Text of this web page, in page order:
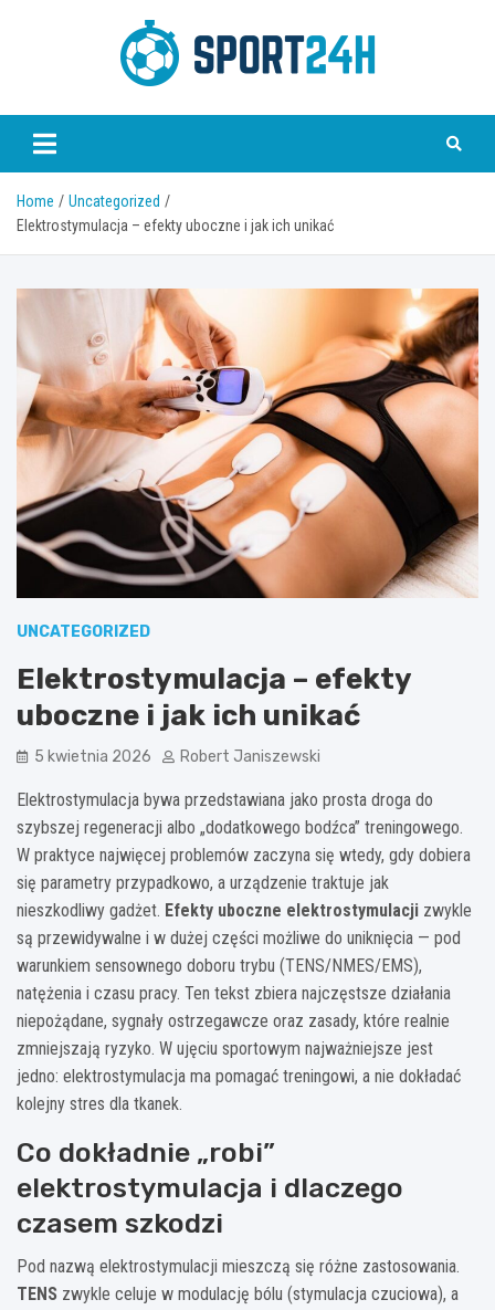
Sport 24h
Home
Uncategorized
Elektrostymulacja – efekty uboczne i jak ich unikać
UNCATEGORIZED
Elektrostymulacja – efekty
uboczne i jak ich unikać
5 kwietnia 2026 Robert Janiszewski
Elektrostymulacja bywa przedstawiana jako prosta droga do
szybszej regeneracji albo „dodatkowego bodźca” treningowego.
W praktyce najwięcej problemów zaczyna się wtedy, gdy dobiera
się parametry przypadkowo, a urządzenie traktuje jak
nieszkodliwy gadżet. Efekty uboczne elektrostymulacji zwykle
są przewidywalne i w dużej części możliwe do uniknięcia — pod
warunkiem sensownego doboru trybu (TENS/NMES/EMS),
natężenia i czasu pracy. Ten tekst zbiera najczęstsze działania
niepożądane, sygnały ostrzegawcze oraz zasady, które realnie
zmniejszają ryzyko. W ujęciu sportowym najważniejsze jest
jedno: elektrostymulacja ma pomagać treningowi, a nie dokładać
kolejny stres dla tkanek.
Co dokładnie „robi”
elektrostymulacja i dlaczego
czasem szkodzi
Pod nazwą elektrostymulacji mieszczą się różne zastosowania.
TENS zwykle celuje w modulację bólu (stymulacja czuciowa), a